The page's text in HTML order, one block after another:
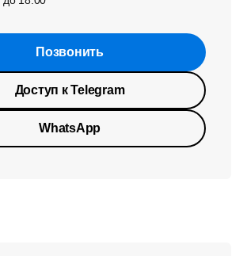
Позвонить
Доступ к Telegram
WhatsApp